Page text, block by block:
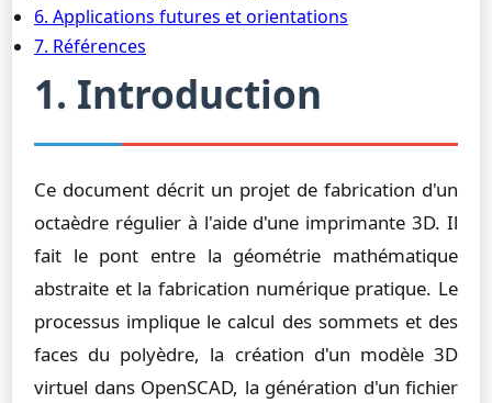
6. Applications futures et orientations
7. Références
1. Introduction
Ce document décrit un projet de fabrication d'un
octaèdre régulier à l'aide d'une imprimante 3D. Il
fait le pont entre la géométrie mathématique
abstraite et la fabrication numérique pratique. Le
processus implique le calcul des sommets et des
faces du polyèdre, la création d'un modèle 3D
virtuel dans OpenSCAD, la génération d'un fichier